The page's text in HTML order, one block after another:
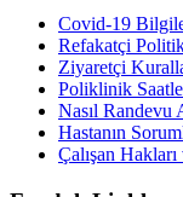
Covid-19
Refakatçi
Ziyaretçi
Poliklinik
Nasıl Randevu
Hastanın
Çalışan